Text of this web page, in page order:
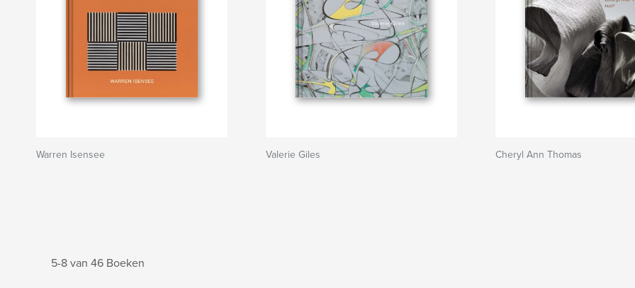
Warren Isensee Valerie Giles Cheryl Ann Thomas
5-8 van 46 Boeken